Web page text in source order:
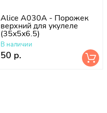
Alice A030A - Порожек
верхний для укулеле
(35x5x6.5)
В наличии
50 р.